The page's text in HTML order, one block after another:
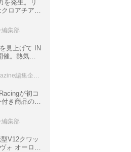
を発生。リ
ロアチア発
】
集部
見上げて IN
。熱気球
千葉知充（Motor Magazine編集企画室）
が初コ
き商品の
画などを展
集部
V12クワッ
ォ オーロラ